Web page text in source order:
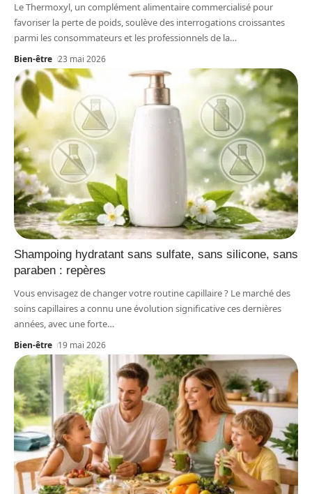
Le Thermoxyl, un complément alimentaire commercialisé pour
favoriser la perte de poids, soulève des interrogations croissantes
parmi les consommateurs et les professionnels de la…
Bien-être 23 mai 2026
Shampoing hydratant sans sulfate, sans silicone, sans
paraben : repères
Vous envisagez de changer votre routine capillaire ? Le marché des
soins capillaires a connu une évolution significative ces dernières
années, avec une forte…
Bien-être 19 mai 2026